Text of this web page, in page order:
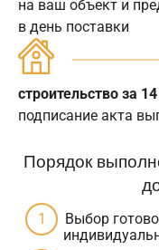
на ваш объект и
в день поставки
строительство за
подписание акта
Порядок
Выбор